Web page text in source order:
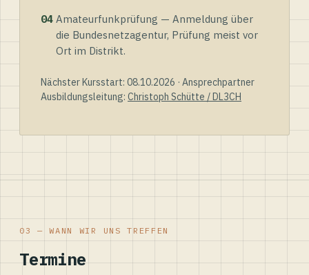
04 Amateurfunkprüfung — Anmeldung über
die Bundesnetzagentur, Prüfung meist vor
Ort im Distrikt.
Nächster Kursstart: 08.10.2026 · Ansprechpartner
Ausbildungsleitung: Christoph Schütte / DL3CH
03 — WANN WIR UNS TREFFEN
Termine